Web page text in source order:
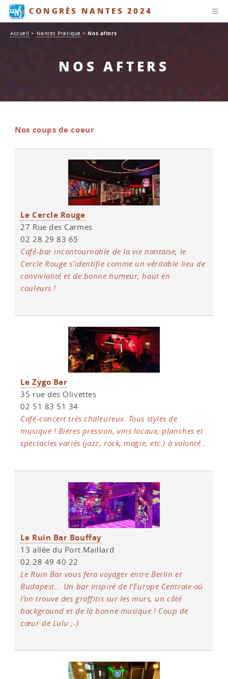
CONGRÈS NANTES 2024
NOS AFTERS
Accueil > Nantes Pratique > Nos afters
Nos coups de coeur
Le Cercle Rouge
27 Rue des Carmes
02 28 29 83 65
Café-bar incontournable de la vie nantaise, le
Cercle Rouge s’identifie comme un véritable lieu de
convivialité et de bonne humeur, haut en
couleurs !
Le Zygo Bar
35 rue des Olivettes
02 51 83 51 34
Café-concert très chaleureux. Tous styles de
musique ! Bières pression, vins locaux, planches et
spectacles variés (jazz, rock, magie, etc.) à volonté…
Le Ruin Bar Bouffay
13 allée du Port Maillard
02 28 49 40 22
Le Ruin Bar vous fera voyager entre Berlin et
Budapest... Un bar inspiré de l’Europe Centrale où
l’on trouve des graffitis sur les murs, un côté
background et de la bonne musique ! Coup de
cœur de Lulu ;-)